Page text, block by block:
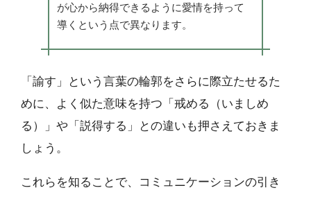
が心から納得できるように愛情を持って
導くという点で異なります。
「諭す」という言葉の輪郭をさらに際立たせるた
めに、よく似た意味を持つ「戒める（いましめ
る）」や「説得する」との違いも押さえておきま
しょう。
これらを知ることで、コミュニケーションの引き